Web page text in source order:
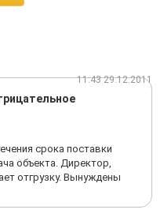
11:43 29.12.2011
срока поставки
объекта. Директор,
отгрузку. Вынуждены